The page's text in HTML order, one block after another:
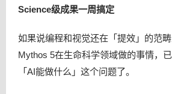
Science级成果一周搞定
如果说编程和视觉还在「提效」的范
Mythos 5在生命科学领域做的事情，
「AI能做什么」这个问题了。